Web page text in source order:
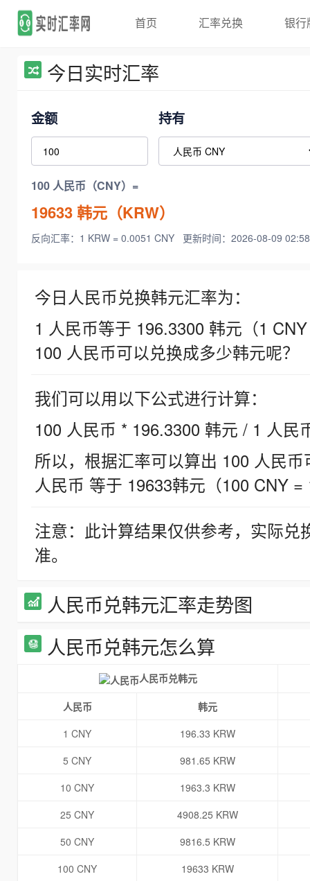
首页 汇率兑换 银行
今日实时汇率
金额 持有
100 人民币（CNY）=
19633韩元（KRW）
反向汇率：1 KRW = 0.0051 CNY 更新时间：2026-08-09
今日人民币兑换韩元汇率为：
1 人民币等于 196.3300 韩元（1
100 人民币可以兑换成多少韩元呢？
我们可以用以下公式进行计算：
100 人民币 * 196.3300 韩元 / 1 人民
所以，根据汇率可以算出 100 人民
人民币 等于 19633韩元（100 CNY =
注意：此计算结果仅供参考，实际
准。
人民币兑韩元汇率走势图
人民币兑韩元怎么算
人民币兑韩元
人民币
韩元
1 CNY
196.33 KRW
5 CNY
981.65 KRW
10 CNY
1963.3 KRW
25 CNY
4908.25 KRW
50 CNY
9816.5 KRW
100 CNY
19633 KRW